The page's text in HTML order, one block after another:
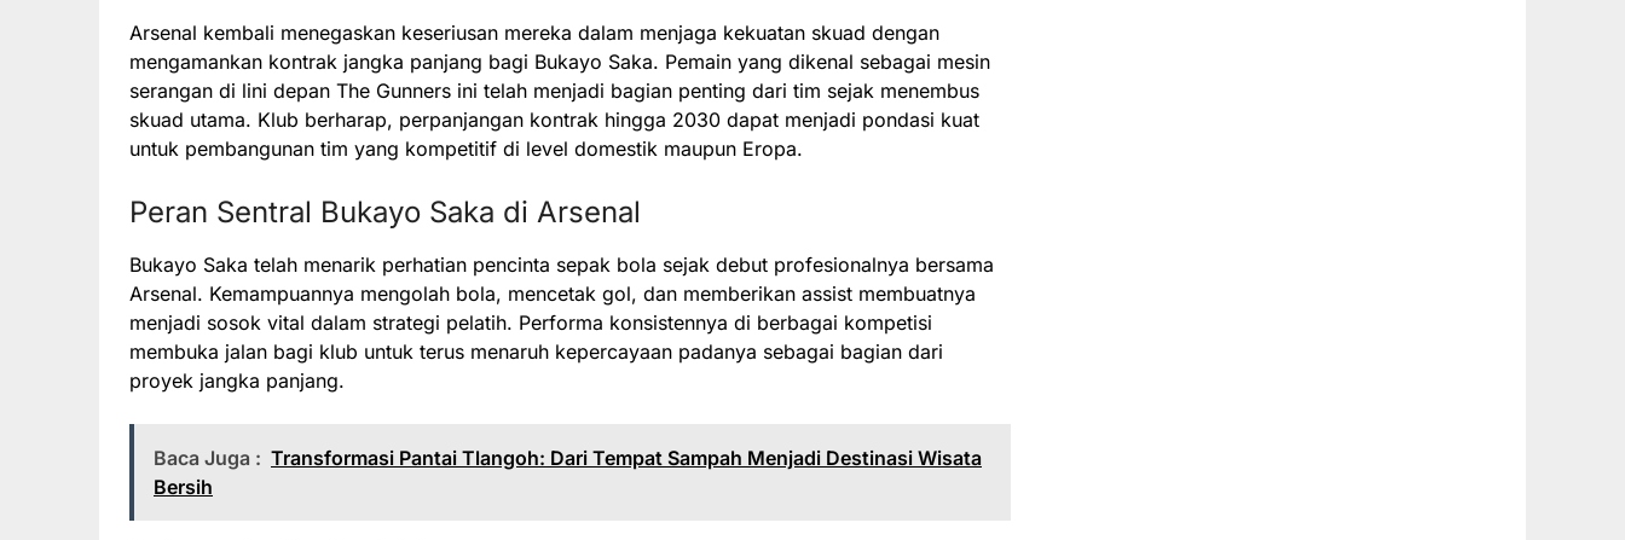
Arsenal kembali menegaskan keseriusan mereka dalam menjaga kekuatan skuad dengan
mengamankan kontrak jangka panjang bagi Bukayo Saka. Pemain yang dikenal sebagai mesin
serangan di lini depan The Gunners ini telah menjadi bagian penting dari tim sejak menembus
skuad utama. Klub berharap, perpanjangan kontrak hingga 2030 dapat menjadi pondasi kuat
untuk pembangunan tim yang kompetitif di level domestik maupun Eropa.
Peran Sentral Bukayo Saka di Arsenal
Bukayo Saka telah menarik perhatian pencinta sepak bola sejak debut profesionalnya bersama
Arsenal. Kemampuannya mengolah bola, mencetak gol, dan memberikan assist membuatnya
menjadi sosok vital dalam strategi pelatih. Performa konsistennya di berbagai kompetisi
membuka jalan bagi klub untuk terus menaruh kepercayaan padanya sebagai bagian dari
proyek jangka panjang.
Baca Juga : Transformasi Pantai Tlangoh: Dari Tempat Sampah Menjadi Destinasi Wisata
Bersih